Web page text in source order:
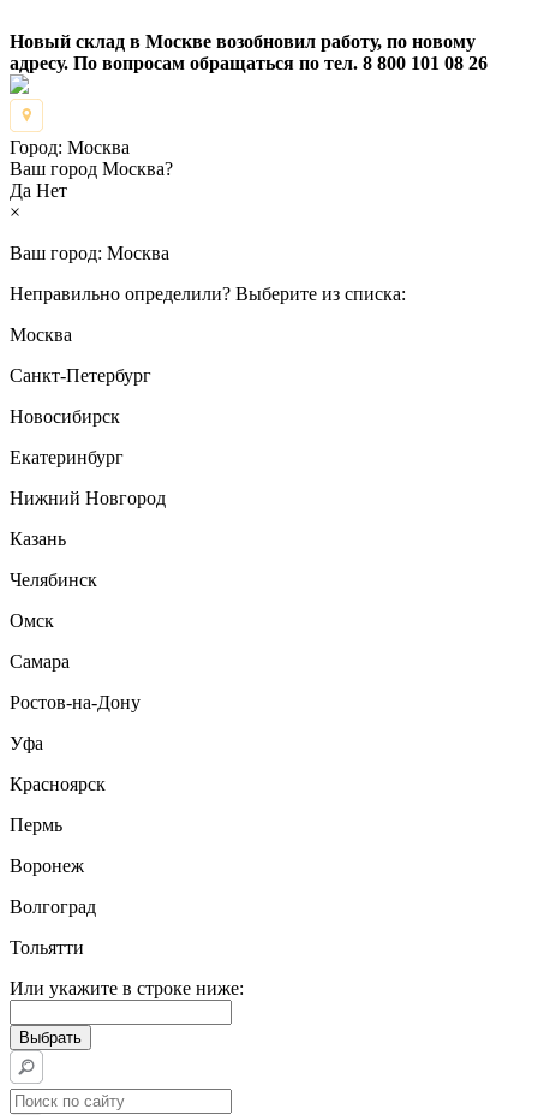
Новый склад в Москве возобновил работу, по новому
адресу. По вопросам обращаться по тел. 8 800 101 08 26
Город: Москва
Ваш город Москва?
Да Нет
×
Ваш город: Москва
Неправильно определили? Выберите из списка:
Москва
Санкт-Петербург
Новосибирск
Екатеринбург
Нижний Новгород
Казань
Челябинск
Омск
Самара
Ростов-на-Дону
Уфа
Красноярск
Пермь
Воронеж
Волгоград
Тольятти
Или укажите в строке ниже: